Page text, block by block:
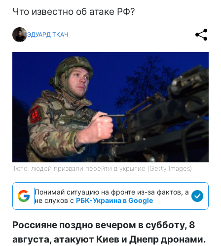
Что известно об атаке РФ?
ЭДУАРД ТКАЧ
Фото: людей призвали перейти в укрытие (Getty Images)
Понимай ситуацию на фронте из-за фактов, а
не слухов с РБК-Украина в Google
Россияне поздно вечером в субботу, 8
августа, атакуют Киев и Днепр дронами.